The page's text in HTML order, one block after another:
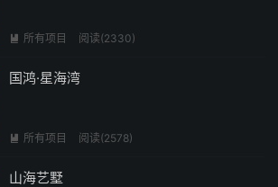
 所有项目 阅读(2330)
国鸿·星海湾
 所有项目 阅读(2578)
山海艺墅